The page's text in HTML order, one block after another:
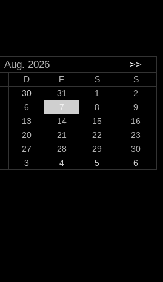
Aug. 2026 >>
D F S
S
30 31 1
2
6 7 8
9
13 14 15
16
20 21 22
23
27 28 29
30
3 4 5 6